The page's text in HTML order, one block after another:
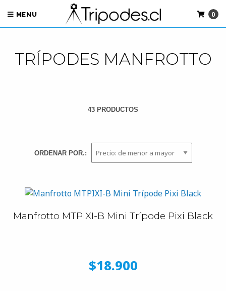
MENU 0
TRÍPODES MANFROTTO
43 PRODUCTOS
ORDENAR POR.:
Manfrotto MTPIXI-B Mini Trípode Pixi Black
$18.900